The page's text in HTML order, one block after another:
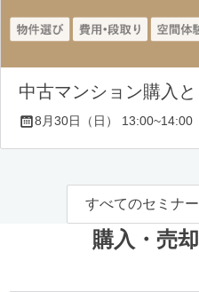
中古マンション購入
8月30日（日） 13:00~14:00
すべてのセミナ
購入・売